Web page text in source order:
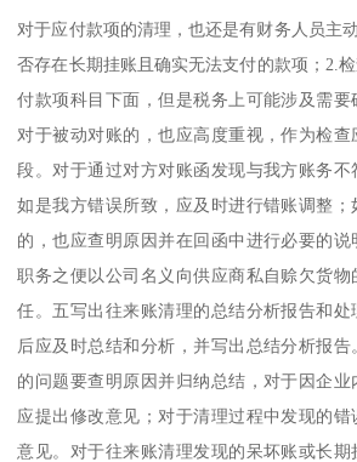
对于应付款项的清理，也还是有财务人员主
否存在长期挂账且确实无法支付的款项；2.
付款项科目下面，但是税务上可能涉及需要
对于被动对账的，也应高度重视，作为检
段。对于通过对方对账函发现与我方账务不
如是我方错误所致，应及时进行错账调整
的，也应查明原因并在回函中进行必要的
职务之便以公司名义向供应商私自赊欠货
任。五写出往来账清理的总结分析报告和
后应及时总结和分析，并写出总结分析报
的问题要查明原因并归纳总结，对于因企业
应提出修改意见；对于清理过程中发现的
意见。对于往来账清理发现的呆坏账或长